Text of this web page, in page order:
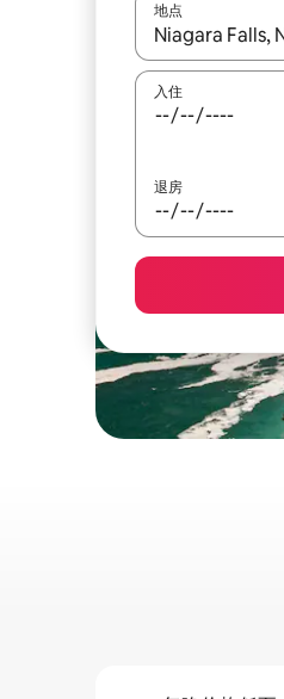
地点
如有搜索结果，
入住
退房